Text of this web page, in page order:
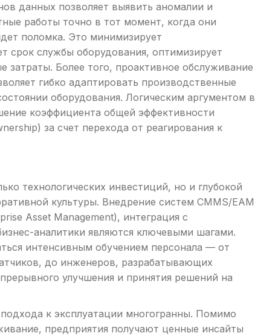
данных позволяет выявить аномалии и
работы точно в тот момент, когда они
поломка. Это минимизирует
срок службы оборудования, оптимизирует
затраты. Более того, проактивное обслуживание
гибко адаптировать производственные
оборудования. Логическим аргументом в
коэффициента общей эффективности
за счет перехода от реагирования к
технологических инвестиций, но и глубокой
культуры. Внедрение систем CMMS/EAM
Asset Management), интеграция с
аналитики являются ключевыми шагами.
интенсивным обучением персонала — от
до инженеров, разрабатывающих
улучшения и принятия решений на
к эксплуатации многогранны. Помимо
предприятия получают ценные инсайты